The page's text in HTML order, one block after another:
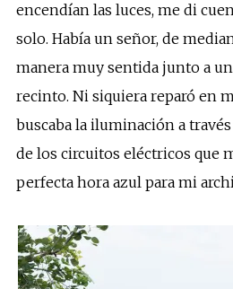
encendían las luces, me di
solo. Había un señor, de
manera muy sentida junto a
recinto. Ni siquiera reparó en
buscaba la iluminación a
de los circuitos eléctricos que
perfecta hora azul para mi